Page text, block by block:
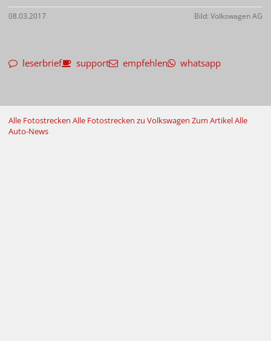
08.03.2017 Bild: Volkswagen AG
leserbrief support empfehlen whatsapp
Alle Fotostrecken Alle Fotostrecken zu Volkswagen Zum ArtikelAlle
Auto-News